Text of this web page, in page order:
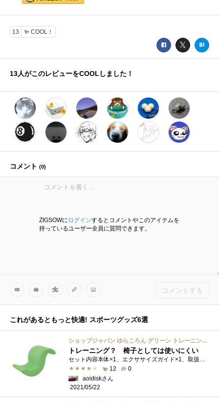
13 COOL！
13人がこのレビューをCOOLしました！
コメント (0)
ZIGSOWに ログインするとコメントやこのアイテムを
持っているユーザー全員に質問できます。
コメントする
これがあるともっと快適! スポーツグッズ6選
ショップジャパン ゆらころん グリーン トレーニング 腹筋 ながら運動 東急スポーツオアシス監修 【正規品】 約 横幅309mm×高さ390mm×奥行615mm YCN001AM
トレーニング？ 椅子としては使いにくい
12
0
aoidiskさん
2021/05/22